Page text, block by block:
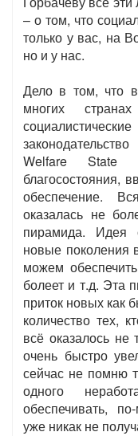
– о том, что
только у вас, на
но и у нас.
Дело в том, что
многих
Welfare State
благосостояния,
обеспечение.
оказалась не
пирамида. Идея
новые поколения
можем
болеет и т.д. Эта
приток новых как
количество тех,
всё оказалось не
очень быстро
сейчас не помню
одного
обеспечивать,
уже никак не